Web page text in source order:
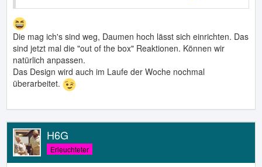
Die mag ich's sind weg, Daumen hoch lässt sich einrichten. Das
sind jetzt mal die "out of the box" Reaktionen. Können wir
natürlich anpassen.
Das Design wird auch im Laufe der Woche nochmal
überarbeitet.
H6G
Erleuchteter